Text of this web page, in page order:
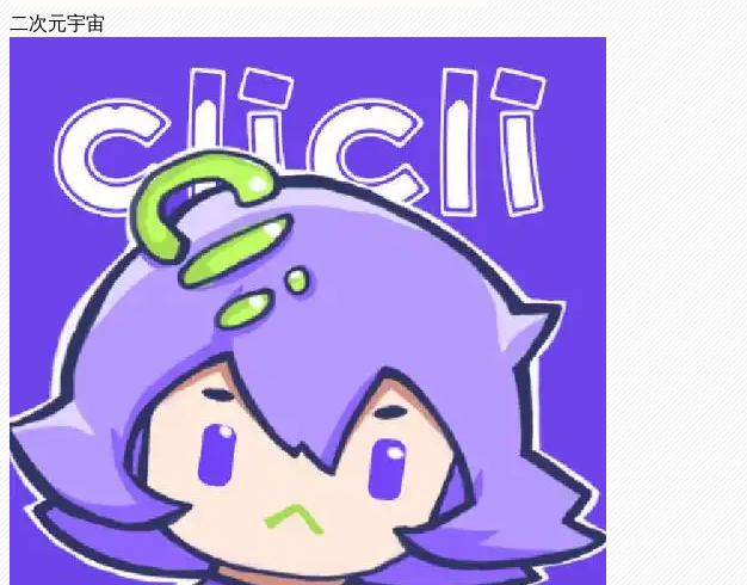
二次元宇宙